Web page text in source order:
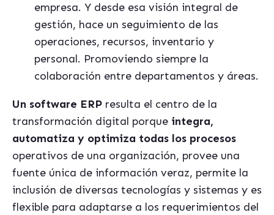
empresa. Y desde esa visión integral de
gestión, hace un seguimiento de las
operaciones, recursos, inventario y
personal. Promoviendo siempre la
colaboración entre departamentos y áreas.
Un software ERP resulta el centro de la
transformación digital porque integra,
automatiza y optimiza todas los procesos
operativos de una organización, provee una
fuente única de información veraz, permite la
inclusión de diversas tecnologías y sistemas y es
flexible para adaptarse a los requerimientos del